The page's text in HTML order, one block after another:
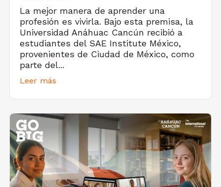
La mejor manera de aprender una
profesión es vivirla. Bajo esta premisa, la
Universidad Anáhuac Cancún recibió a
estudiantes del SAE Institute México,
provenientes de Ciudad de México, como
parte del...
Leer más